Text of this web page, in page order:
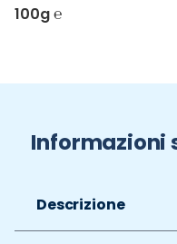
100g ℮
Informazioni
Descrizione